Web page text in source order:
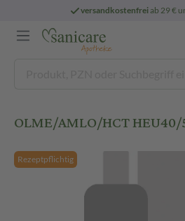
versandkostenfreiab 29 €
OLME/AMLO/HCT
Rezeptpflichtig